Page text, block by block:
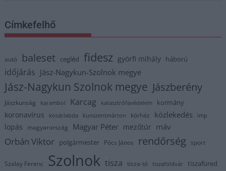
Címkefelhő
autó baleset cegléd fidesz györfi mihály háború
időjárás Jász-Nagykun-Szolnok megye
Jász-Nagykun Szolnok megye Jászberény
Jászkunság karambol Karcag katasztrófavédelem kormány
koronavírus kosárlabda kunszentmárton kórház közlekedés lmp
lopás magyarország Magyar Péter mezőtúr máv
Orbán Viktor polgármester Pócs János rendőrség sport
Szalay Ferenc Szolnok tisza tisza-tó tiszaföldvár tiszafüred